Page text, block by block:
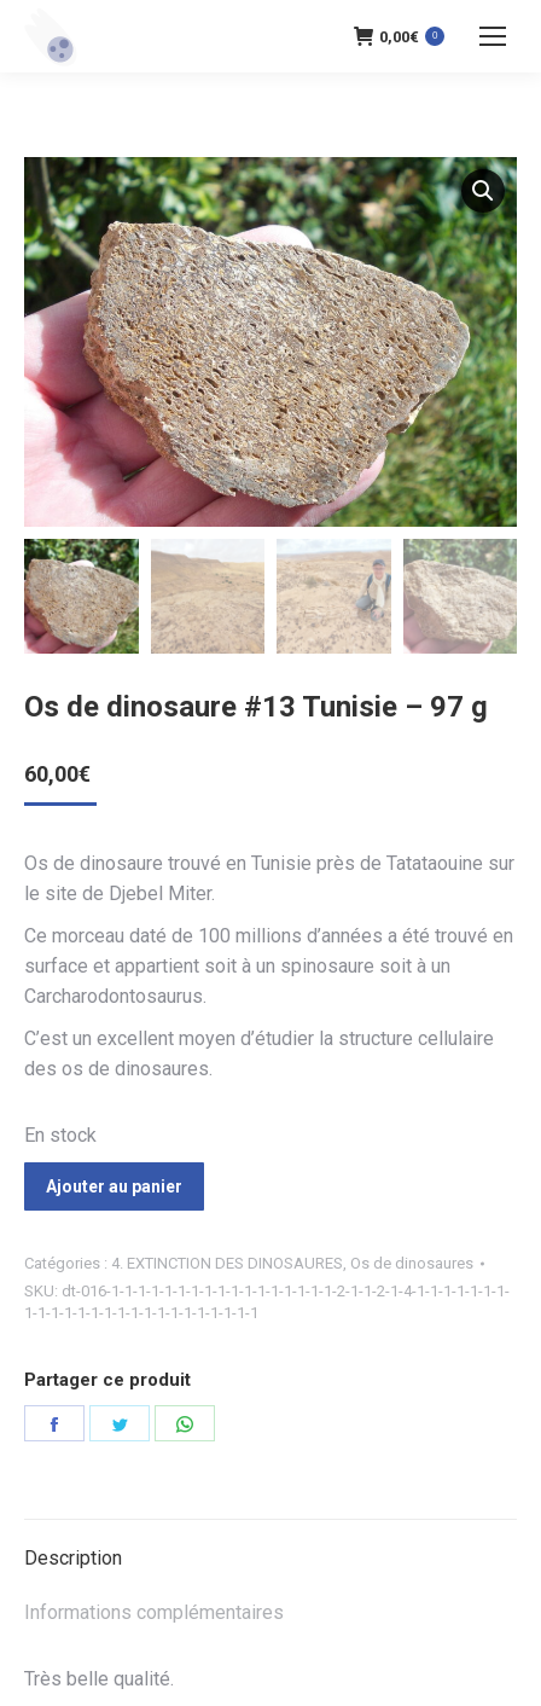
0,00€ 0
Os de dinosaure #13 Tunisie – 97 g
60,00€
Os de dinosaure trouvé en Tunisie près de Tatataouine sur
le site de Djebel Miter.
Ce morceau daté de 100 millions d’années a été trouvé en
surface et appartient soit à un spinosaure soit à un
Carcharodontosaurus.
C’est un excellent moyen d’étudier la structure cellulaire
des os de dinosaures.
En stock
Ajouter au panier
Catégories : 4. EXTINCTION DES DINOSAURES Os de dinosaures
SKU: dt-016-1-1-1-1-1-1-1-1-1-1-1-1-1-1-1-1-1-2-1-1-2-1-4-1-1-1-1-1-1-1-
1-1-1-1-1-1-1-1-1-1-1-1-1-1-1-1-1-1
Partager ce produit
Partager Partager
Description
Informations complémentaires
Très belle qualité.